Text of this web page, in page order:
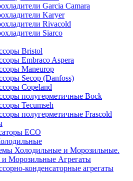
Garcia Camara
Karyer
Rivacold
Siarco
Bristol
Embraco Aspera
Maneurop
Secop (Danfoss)
Copeland
полугерметичные Bock
Tecumseh
полугерметичные Frascold
ECO
Холодильные и Морозильные.
Морозильные Агрегаты
конденсаторные агрегаты